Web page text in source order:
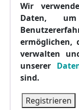
Wir
Daten,
ermöglichen,
verwalten
unserer
sind.
Registrieren